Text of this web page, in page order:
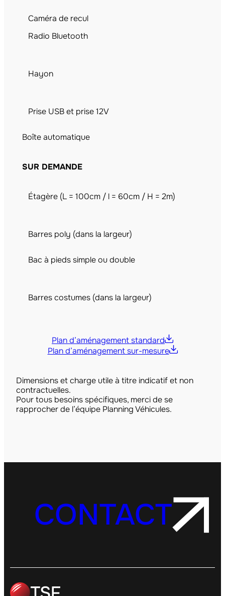
Caméra de recul
Radio Bluetooth
Hayon
Prise USB et prise 12V
Boîte automatique
SUR DEMANDE
Étagère (L = 100cm / l = 60cm / H = 2m)
Barres poly (dans la largeur)
Bac à pieds simple ou double
Barres costumes (dans la largeur)
Plan d’aménagement standard
Plan d’aménagement sur-mesure
Dimensions et charge utile à titre indicatif et non
contractuelles.
Pour tous besoins spécifiques, merci de se
rapprocher de l’équipe Planning Véhicules.
CONTACT